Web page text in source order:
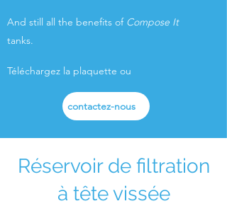
And still all the benefits of Compose It
tanks.
Téléchargez la plaquette ou
contactez-nous
Réservoir de filtration
à tête vissée